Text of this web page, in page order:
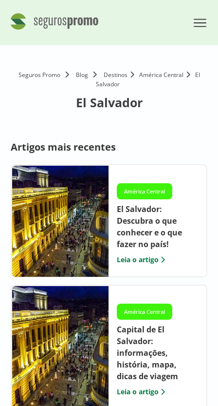
Seguros Promo Blog Destinos América Central
El
Salvador
El Salvador
Artigos mais recentes
América Central
El Salvador:
Descubra o que
conhecer e o que
fazer no país!
Leia o artigo
América Central
Capital de El
Salvador:
informações,
história, mapa,
dicas de viagem
Leia o artigo